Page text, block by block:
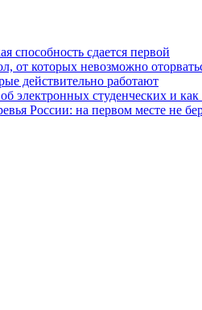
способность сдается первой
от которых невозможно
действительно работают
электронных студенческих и
России: на первом месте не